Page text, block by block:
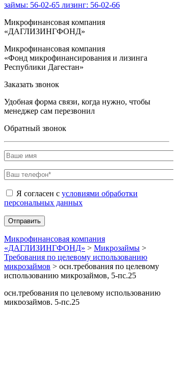
займы: 56-02-65 лизинг: 56-02-66
Микрофинансовая компания
«ДАГЛИЗИНГФОНД»
Микрофинансовая компания
«Фонд микрофинансирования и лизинга
Республики Дагестан»
Заказать звонок
Удобная форма связи, когда нужно, чтобы
менеджер сам перезвонил
Обратный звонок
Я согласен с условиями обработки
персональных данных
Микрофинансовая компания
«ДАГЛИЗИНГФОНД» > Микрозаймы >
Требования по целевому использованию
микрозаймов > осн.требования по целевому
использованию микрозаймов, 5-пс.25
осн.требования по целевому использованию
микрозаймов, 5-пс.25